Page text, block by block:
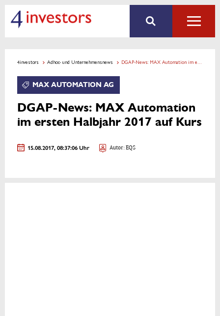
4investors Adhoc- und Unternehmensnews DGAP-News: MAX Automation im ersten Halbjahr 2017 auf Kurs
MAX AUTOMATION AG
DGAP-News: MAX Automation
im ersten Halbjahr 2017 auf Kurs
15.08.2017, 08:37:06 Uhr Autor: EQS